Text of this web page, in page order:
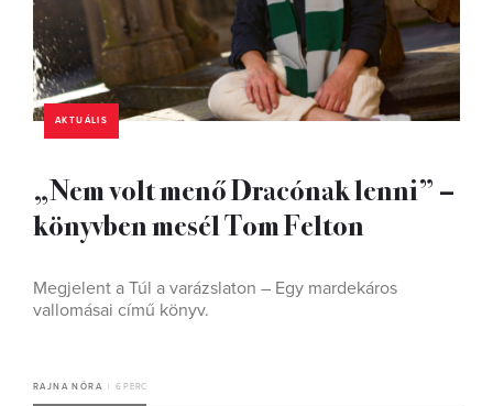
AKTUÁLIS
„Nem volt menő Dracónak lenni” –
könyvben mesél Tom Felton
Megjelent a Túl a varázslaton – Egy mardekáros
vallomásai című könyv.
RAJNA NÓRA 6 PERC